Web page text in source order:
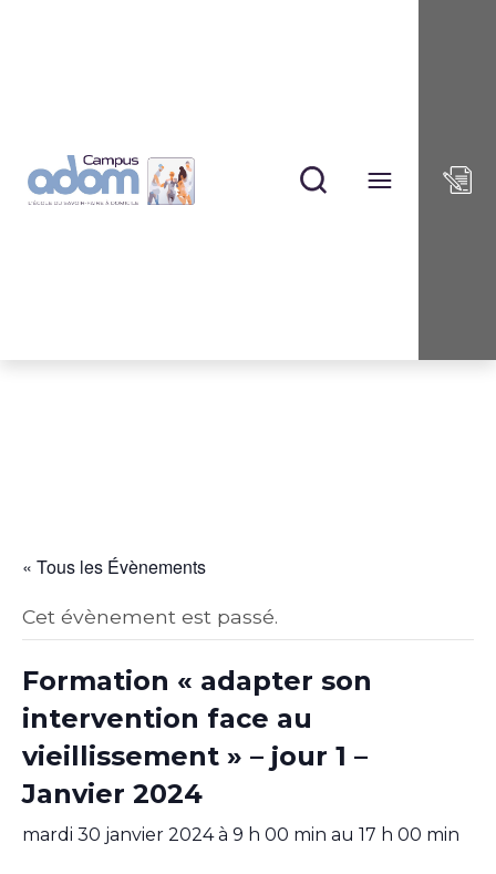
« Tous les Évènements
Cet évènement est passé.
Formation « adapter son
intervention face au
vieillissement » – jour 1 –
Janvier 2024
mardi 30 janvier 2024 à 9 h 00 min au 17 h 00 min